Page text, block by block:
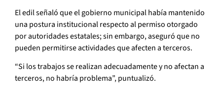
El edil señaló que el gobierno municipal había mantenido
una postura institucional respecto al permiso otorgado
por autoridades estatales; sin embargo, aseguró que no
pueden permitirse actividades que afecten a terceros.
“Si los trabajos se realizan adecuadamente y no afectan a
terceros, no habría problema”, puntualizó.